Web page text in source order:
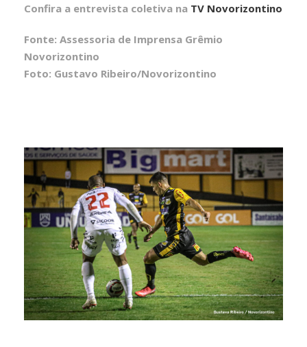
Confira a entrevista coletiva na TV Novorizontino
Fonte: Assessoria de Imprensa Grêmio
Novorizontino
Foto: Gustavo Ribeiro/Novorizontino